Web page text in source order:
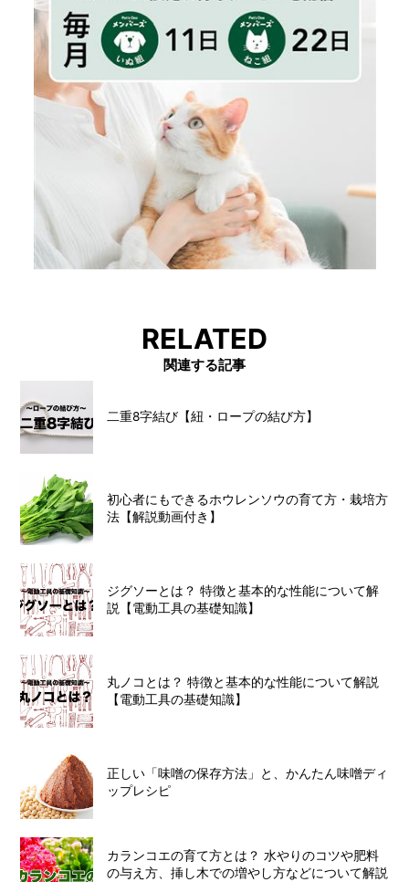
RELATED
関連する記事
二重8字結び【紐・ロープの結び方】
初心者にもできるホウレンソウの育て方・栽培方
法【解説動画付き】
ジグソーとは？ 特徴と基本的な性能について解
説【電動工具の基礎知識】
丸ノコとは？ 特徴と基本的な性能について解説
【電動工具の基礎知識】
正しい「味噌の保存方法」と、かんたん味噌ディ
ップレシピ
カランコエの育て方とは？ 水やりのコツや肥料
の与え方、挿し木での増やし方などについて解説